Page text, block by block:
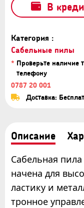
Категория :
Сабельные пилы
* Проверьте наличие
телефону
0787 20 001
Доставка:
В
Описание
Сабельная пила
начена для
ластику и
тронное